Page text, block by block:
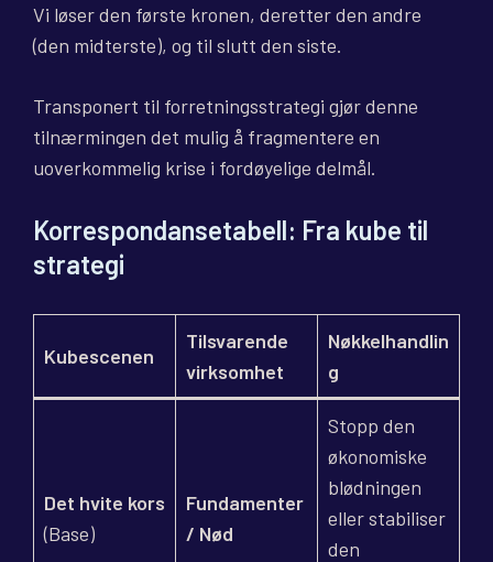
Vi løser den første kronen, deretter den andre
(den midterste), og til slutt den siste.
Transponert til forretningsstrategi gjør denne
tilnærmingen det mulig å fragmentere en
uoverkommelig krise i fordøyelige delmål.
Korrespondansetabell: Fra kube til
strategi
Kubescenen
Tilsvarende
virksomhet
Nøkkelhandlin
g
Det hvite kors
(Base)
Fundamenter
/ Nød
Stopp den
økonomiske
blødningen
eller stabiliser
den